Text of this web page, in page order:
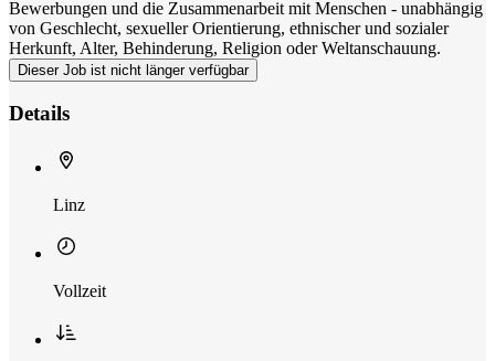
Bewerbungen und die Zusammenarbeit mit Menschen - unabhängig
von Geschlecht, sexueller Orientierung, ethnischer und sozialer
Herkunft, Alter, Behinderung, Religion oder Weltanschauung.
Dieser Job ist nicht länger verfügbar
Details
Linz
Vollzeit